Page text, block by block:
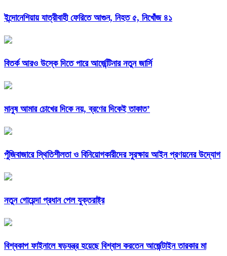
ইন্দোনেশিয়ায় যাত্রীবাহী ফেরিতে আগুন, নিহত ৫, নিখোঁজ ৪১
বিতর্ক আরও উস্কে দিতে পারে আর্জেন্টিনার নতুন জার্সি
মানুষ আমার চোখের দিকে নয়, ব্রণের দিকেই তাকাত’
পুঁজিবাজারে স্থিতিশীলতা ও বিনিয়োগকারীদের সুরক্ষায় আইন প্রণয়নের উদ্যোগ
নতুন গোয়েন্দা প্রধান পেল যুক্তরাষ্ট্র
বিশ্বকাপ ফাইনালে ষড়যন্ত্র হয়েছে বিশ্বাস করতেন আর্জেন্টাইন তারকার মা